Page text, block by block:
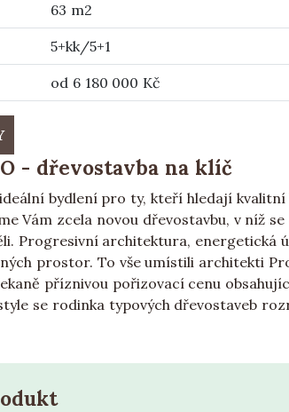
63 m2
5+kk/5+1
od 6 180 000 Kč
- dřevostavba na klíč
bydlení pro ty, kteří hledají
Vám zcela novou dřevostavbu, v níž
Progresivní architektura, energetická
prostor. To vše umístili architekti
příznivou pořizovací cenu
se rodinka typových dřevostaveb